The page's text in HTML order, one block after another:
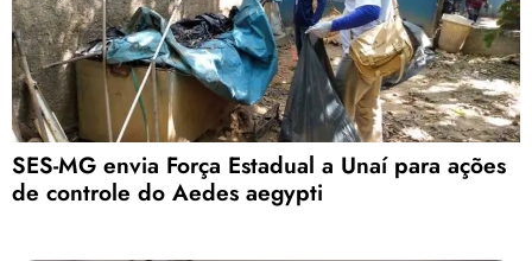
SES-MG envia Força Estadual a Unaí para ações
de controle do Aedes aegypti